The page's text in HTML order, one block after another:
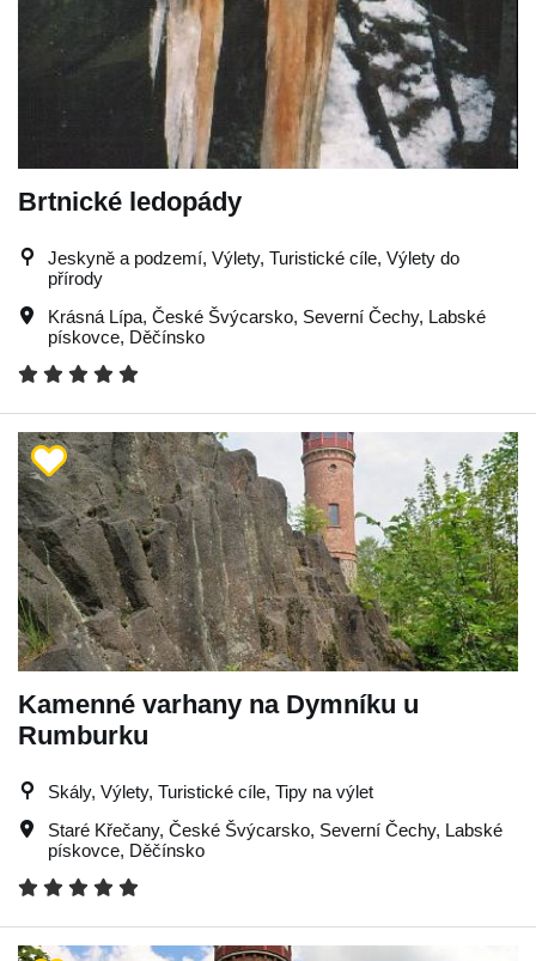
Brtnické ledopády
Jeskyně a podzemí, Výlety, Turistické cíle, Výlety do
přírody
Krásná Lípa, České Švýcarsko, Severní Čechy, Labské
pískovce, Děčínsko
Kamenné varhany na Dymníku u
Rumburku
Skály, Výlety, Turistické cíle, Tipy na výlet
Staré Křečany, České Švýcarsko, Severní Čechy, Labské
pískovce, Děčínsko